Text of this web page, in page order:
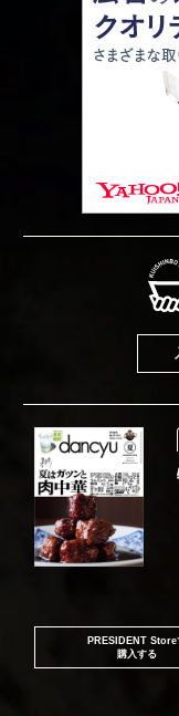
PRESIDENT Store
購入する